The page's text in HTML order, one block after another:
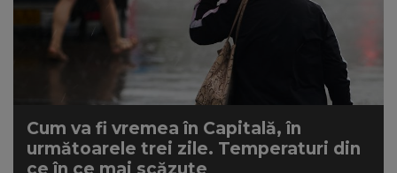
Cum va fi vremea în Capitală, în
următoarele trei zile. Temperaturi din